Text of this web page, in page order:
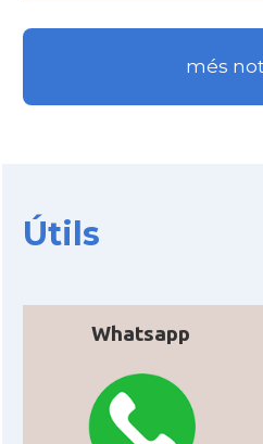
CAMON
CAMON Catalans
més
Útils
Whatsapp